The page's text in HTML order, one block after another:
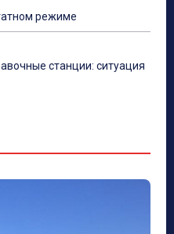
режиме
станции: ситуация